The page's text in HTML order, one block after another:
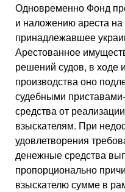
Одновременно Фонд
и наложению ареста
принадлежавшее
Арестованное
решений судов, в ходе
производства оно
судебными
средства от
взыскателям. При
удовлетворения
денежные средства
пропорционально
взыскателю сумме в